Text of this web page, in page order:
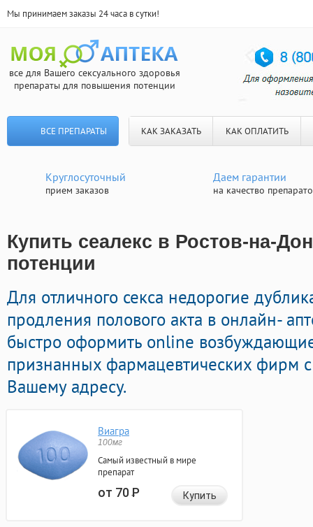
Мы принимаем заказы 24 часа в сутки!
все для Вашего сексуального здоровья
препараты для повышения потенции
ВСЕ ПРЕПАРАТЫ КАК ЗАКАЗАТЬ КАК ОПЛАТИТЬ
Круглосуточный
прием заказов
Даем гарантии
на качество
Купить сеалекс в Ростов-на-
потенции
Для отличного секса недорогие
продления полового акта в онлайн-
быстро оформить online
признанных фармацевтических фирм
Вашему адресу.
Виагра
100мг
Самый известный в мире
препарат
от 70Р Купить